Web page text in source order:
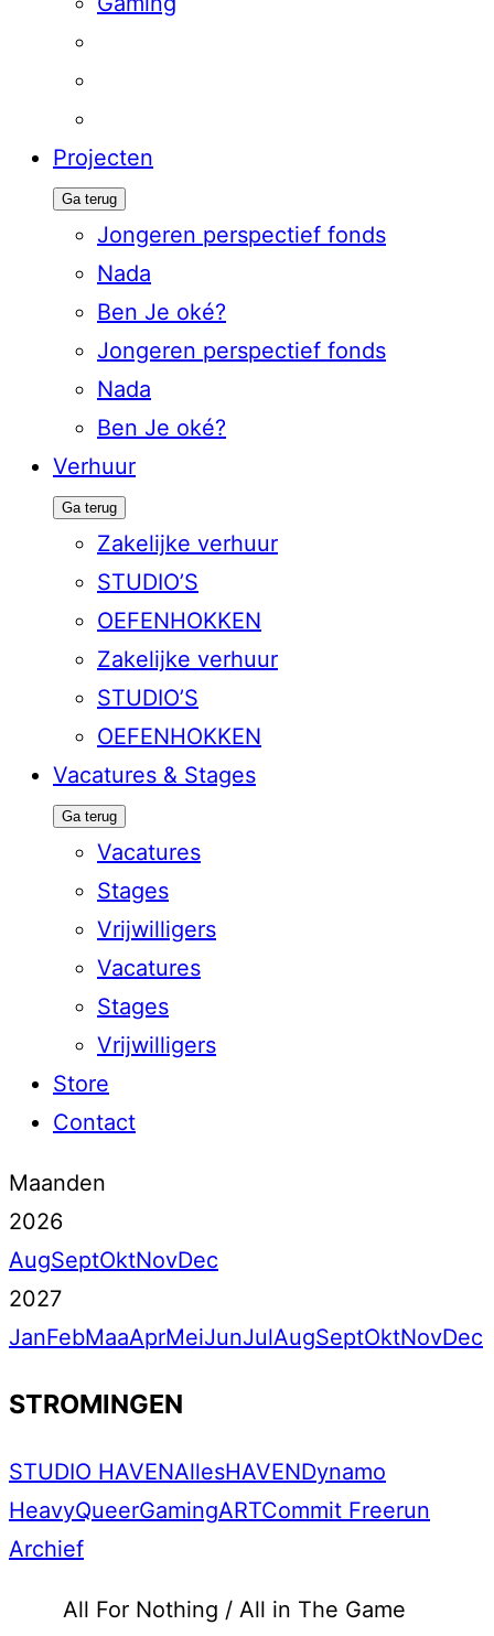
Projecten
Ga terug
Jongeren perspectief fonds
Nada
Ben Je oké?
Jongeren perspectief fonds
Nada
Ben Je oké?
Verhuur
Ga terug
Zakelijke verhuur
STUDIO’S
OEFENHOKKEN
Zakelijke verhuur
STUDIO’S
OEFENHOKKEN
Vacatures & Stages
Ga terug
Vacatures
Stages
Vrijwilligers
Vacatures
Stages
Vrijwilligers
Store
Contact
Maanden
2026
AugSeptOktNovDec
2027
JanFebMaaAprMeiJunJulAugSeptOktNovDec
STROMINGEN
STUDIO HAVENAllesHAVENDynamo
HeavyQueerGamingARTCommit Freerun
Archief
All For Nothing / All in The Game